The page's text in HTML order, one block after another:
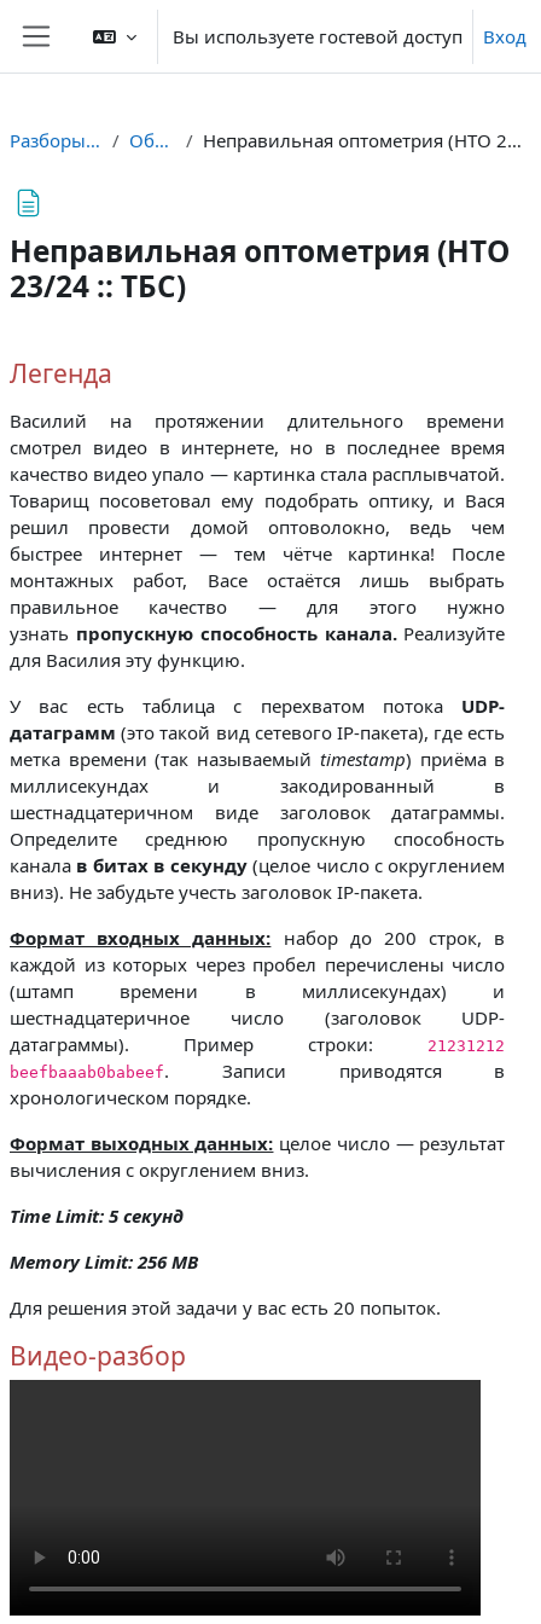
Перейти к основному содержанию
Боковая панель
Вы используете гостевой доступ Вход
Разборы ТБС Общее Неправильная оптометрия (НТО 23/24 :: ТБС)
Неправильная оптометрия (НТО
23/24 :: ТБС)
Легенда
Василий на протяжении длительного времени
смотрел видео в интернете, но в последнее время
качество видео упало — картинка стала расплывчатой.
Товарищ посоветовал ему подобрать оптику, и Вася
решил провести домой оптоволокно, ведь чем
быстрее интернет — тем чётче картинка! После
монтажных работ, Васе остаётся лишь выбрать
правильное качество — для этого нужно
узнать пропускную способность канала.Реализуйте
для Василия эту функцию.
У вас есть таблица с перехватом потока UDP-
датаграмм (это такой вид сетевого IP-пакета), где есть
метка времени (так называемый timestamp) приёма в
миллисекундах и закодированный в
шестнадцатеричном виде заголовок датаграммы.
Определите среднюю пропускную способность
канала в битах в секунду(целое число с округлением
вниз). Не забудьте учесть заголовок IP-пакета.
Формат входных данных: набор до 200 строк, в
каждой из которых через пробел перечислены число
(штамп времени в миллисекундах) и
шестнадцатеричное число (заголовок UDP-
датаграммы). Пример строки:
21231212
beefbaaab0babeef. Записи приводятся в
хронологическом порядке.
Формат выходных данных: целое число — результат
вычисления с округлением вниз.
Time Limit: 5 секунд
Memory Limit: 256 MB
Для решения этой задачи у вас есть 20 попыток.
Видео-разбор